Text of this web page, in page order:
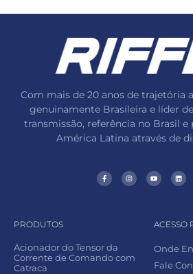
Com mais de 20 anos de trajetória
genuinamente Brasileira e líder
transmissão, referência no Brasil e
América Latina através de
PRODUTOS
Acionador do Tensor da
Corrente de Comando com
Catraca
ACESSO
Onde
Fale